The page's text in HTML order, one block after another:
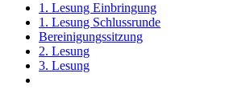
1. Lesung Einbringung
1. Lesung Schlussrunde
Bereinigungssitzung
2. Lesung
3. Lesung